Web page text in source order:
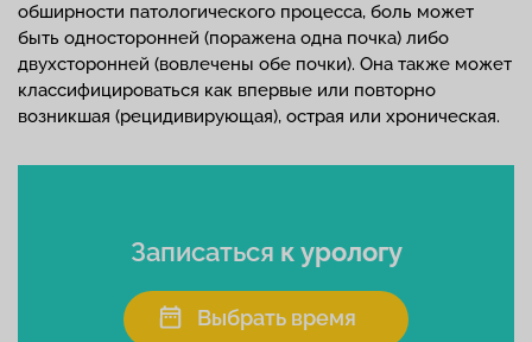
обширности патологического процесса, боль может
быть односторонней (поражена одна почка) либо
двухсторонней (вовлечены обе почки). Она также может
классифицироваться как впервые или повторно
возникшая (рецидивирующая), острая или хроническая.
Записаться к урологу
Выбрать время